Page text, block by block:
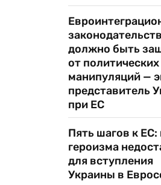
должно быть
от политических
манипуляций —
представитель
при ЕС
Пять шагов к ЕС:
героизма
для вступления
Украины в